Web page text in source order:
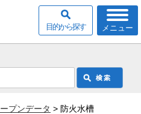
メニュー
目的から探す
プンデータ > 防火水槽